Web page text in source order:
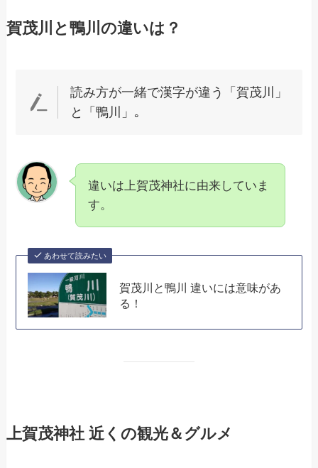
賀茂川と鴨川の違いは？
読み方が一緒で漢字が違う「賀茂川」
と「鴨川」｡
違いは上賀茂神社に由来していま
す。
あわせて読みたい
賀茂川と鴨川 違いには意味があ
る！
上賀茂神社 近くの観光＆グルメ